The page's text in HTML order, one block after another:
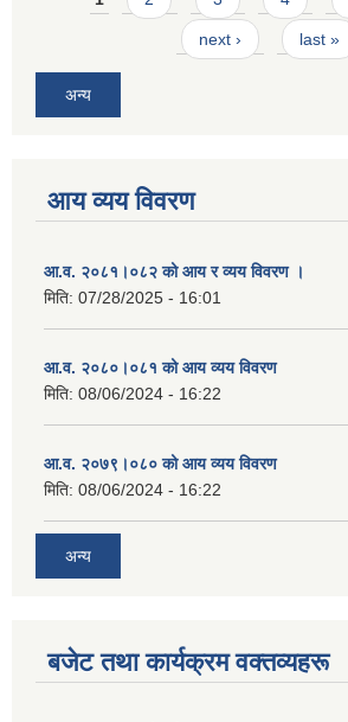
next › last »
अन्य
आय व्यय विवरण
आ.व. २०८१।०८२ को आय र व्यय विवरण ।
मिति: 07/28/2025 - 16:01
आ.व. २०८०।०८१ को आय व्यय विवरण
मिति: 08/06/2024 - 16:22
आ.व. २०७९।०८० को आय व्यय विवरण
मिति: 08/06/2024 - 16:22
अन्य
बजेट तथा कार्यक्रम वक्तव्यहरू